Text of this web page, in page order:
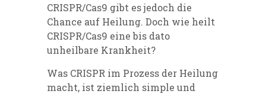
CRISPR/Cas9 gibt es jedoch die
Chance auf Heilung. Doch wie heilt
CRISPR/Cas9 eine bis dato
unheilbare Krankheit?
Was CRISPR im Prozess der Heilung
macht, ist ziemlich simple und